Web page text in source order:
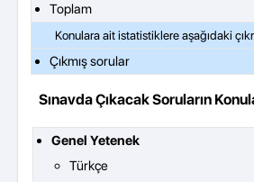
Toplam
Çıkmış sorular
Sınavda Çıkacak Soruların
Genel Yetenek
Türkçe